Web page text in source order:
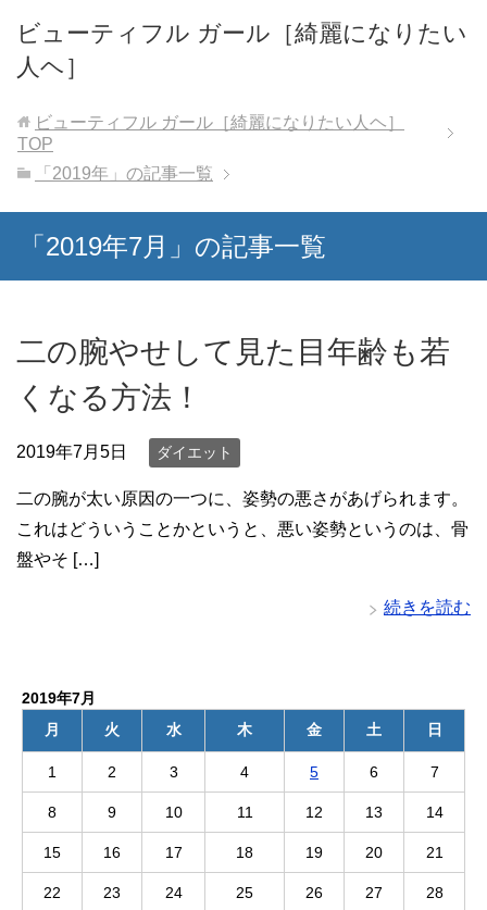
ビューティフル ガール［綺麗になりたい
人ヘ］
ビューティフル ガール［綺麗になりたい人ヘ］
TOP
「2019年」の記事一覧
「2019年7月」の記事一覧
二の腕やせして見た目年齢も若
くなる方法！
2019年7月5日 ダイエット
二の腕が太い原因の一つに、姿勢の悪さがあげられます。
これはどういうことかというと、悪い姿勢というのは、骨
盤やそ […]
続きを読む
2019年7月
月
火 水 木 金 土 日
1 2 3 4 5 6 7
8 9 10 11 12 13 14
15 16 17 18 19 20 21
22 23 24 25 26 27 28